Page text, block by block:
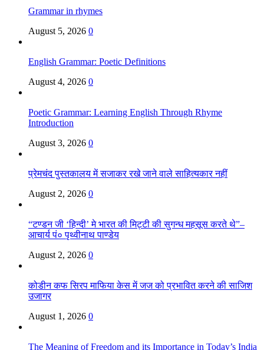
Grammar in rhymes
August 5, 2026 0
English Grammar: Poetic Definitions
August 4, 2026 0
Poetic Grammar: Learning English Through Rhyme
Introduction
August 3, 2026 0
प्रेमचंद पुस्तकालय में सजाकर रखे जाने वाले साहित्यकार नहीं
August 2, 2026 0
“टण्डन जी ‘हिन्दी’ मे भारत की मिट्टी की सुगन्ध महसूस करते थे”–
आचार्य पं० पृथ्वीनाथ पाण्डेय
August 2, 2026 0
कोडीन कफ सिरप माफिया केस में जज को प्रभावित करने की साजिश
उजागर
August 1, 2026 0
The Meaning of Freedom and its Importance in Today’s India